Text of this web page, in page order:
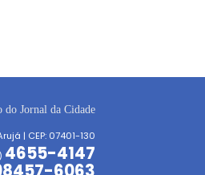
| CEP: 07401-130
4655-4147